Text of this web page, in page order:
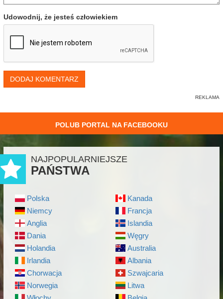
Udowodnij, że jesteś człowiekiem
DODAJ KOMENTARZ
POLUB PORTAL NA FACEBOOKU
NAJPOPULARNIEJSZE
PAŃSTWA
Polska
Niemcy
Anglia
Dania
Holandia
Irlandia
Chorwacja
Norwegia
Kanada
Francja
Islandia
Węgry
Australia
Albania
Szwajcaria
Litwa